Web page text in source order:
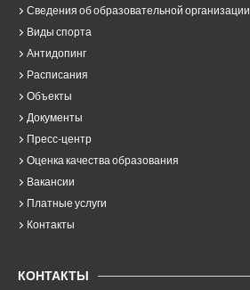
Сведения об образовательной организации
Виды спорта
Антидопинг
Расписания
Объекты
Документы
Пресс-центр
Оценка качества образования
Вакансии
Платные услуги
Контакты
КОНТАКТЫ